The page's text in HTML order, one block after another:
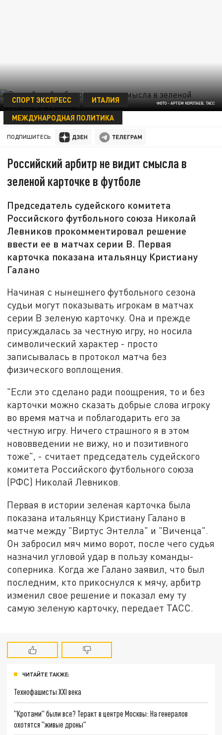
ФОТО - АРТЕМ КОРОТАЕВ, ТАСС
СПОРТ ЭКСПРЕСС
ИТАЛИЯ
МЕЖДУНАРОДНАЯ ПОЛИТИКА
09 ОКТЯБРЯ 16:48
ПОДПИШИТЕСЬ:
Российский арбитр не видит смысла в
зеленой карточке в футболе
Председатель судейского комитета
Российского футбольного союза Николай
Левников прокомментировал решение
ввести ее в матчах серии В. Первая
карточка показана итальянцу Кристиану
Галано
Начиная с нынешнего футбольного сезона
судьи могут показывать игрокам в матчах
серии B зеленую карточку. Она и прежде
присуждалась за честную игру, но носила
символический характер - просто
записывалась в протокол матча без
физического воплощения.
"Если это сделано ради поощрения, то и без
карточки можно сказать добрые слова игроку
во время матча и поблагодарить его за
честную игру. Ничего страшного я в этом
нововведении не вижу, но и позитивного
тоже", - считает председатель судейского
комитета Российского футбольного союза
(РФС) Николай Левников.
Первая в истории зеленая карточка была
показана итальянцу Кристиану Галано в
матче между "Виртус Энтелла" и "Виченца".
Он забросил мяч мимо ворот, после чего судья
назначил угловой удар в пользу команды-
соперника. Когда же Галано заявил, что был
последним, кто прикоснулся к мячу, арбитр
изменил свое решение и показал ему ту
самую зеленую карточку, передает ТАСС.
ЧИТАЙТЕ ТАКЖЕ:
Технофашисты XXI века
"Кротами" были все? Теракт в центре Москвы: На генералов
охотятся "живые дроны"